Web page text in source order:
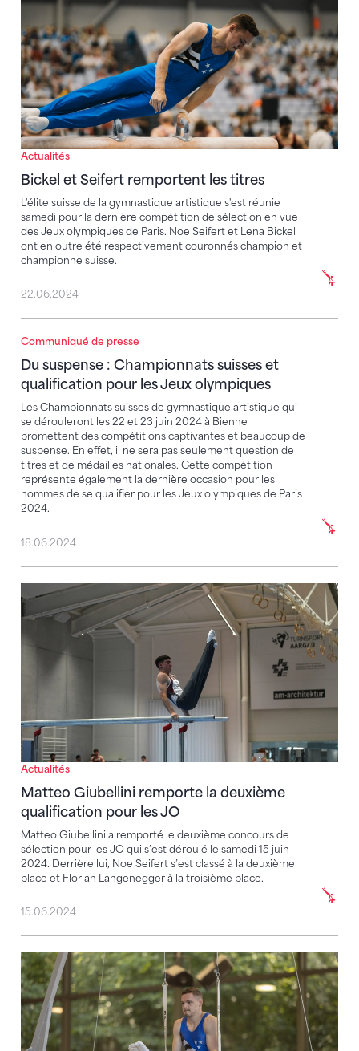
Actualités
Bickel et Seifert remportent les titres
L'élite suisse de la gymnastique artistique s'est réunie
samedi pour la dernière compétition de sélection en vue
des Jeux olympiques de Paris. Noe Seifert et Lena Bickel
ont en outre été respectivement couronnés champion et
championne suisse.
22.06.2024
Communiqué de presse
Du suspense : Championnats suisses et
qualification pour les Jeux olympiques
Les Championnats suisses de gymnastique artistique qui
se dérouleront les 22 et 23 juin 2024 à Bienne
promettent des compétitions captivantes et beaucoup de
suspense. En effet, il ne sera pas seulement question de
titres et de médailles nationales. Cette compétition
représente également la dernière occasion pour les
hommes de se qualifier pour les Jeux olympiques de Paris
2024.
Du suspense : Championnats suisses et
18.06.2024
Actualités
Matteo Giubellini remporte la deuxième
qualification pour les JO
Matteo Giubellini a remporté le deuxième concours de
sélection pour les JO qui s’est déroulé le samedi 15 juin
2024. Derrière lui, Noe Seifert s’est classé à la deuxième
place et Florian Langenegger à la troisième place.
Matteo Giubellini remporte la deuxième
15.06.2024
Noe Seifert remporte le premier concours de